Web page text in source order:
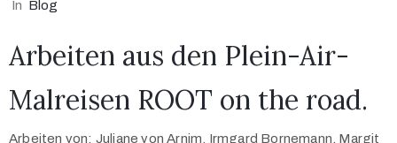
In Blog
Arbeiten aus den Plein-Air-
Malreisen ROOT on the road.
Arbeiten von: Juliane von Arnim, Irmgard Bornemann, Margit